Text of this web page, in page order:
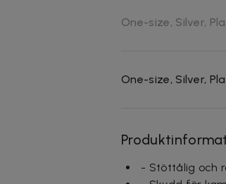
One-size, Silver,
One-size, Silver,
- Stöttålig och